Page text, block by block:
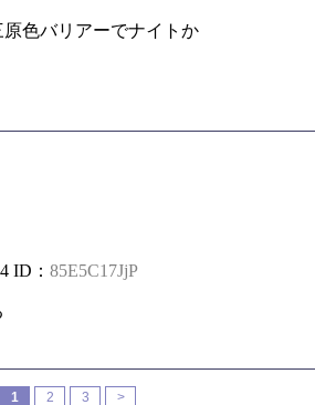
色バリアーでナイトか
ID： 85E5C17JjP
1 2 3 >